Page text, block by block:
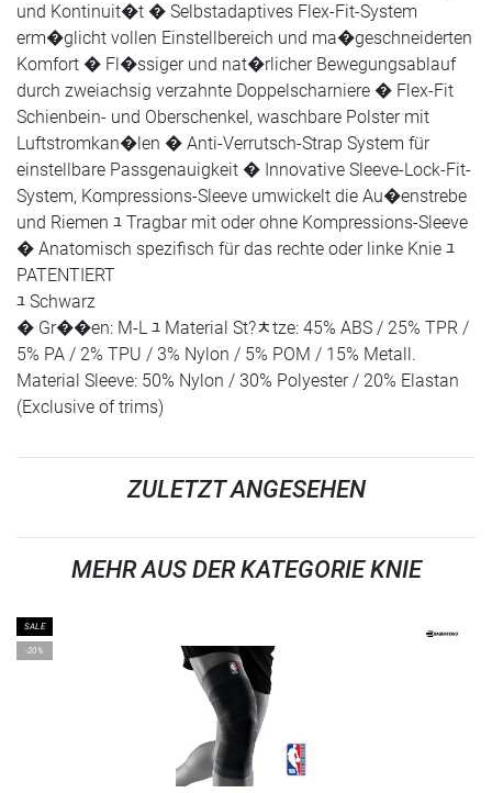
und Kontinuit�t � Selbstadaptives Flex-Fit-System
erm�glicht vollen Einstellbereich und ma�geschneiderten
Komfort � Fl�ssiger und nat�rlicher Bewegungsablauf
durch zweiachsig verzahnte Doppelscharniere � Flex-Fit
Schienbein- und Oberschenkel, waschbare Polster mit
Luftstromkan�len � Anti-Verrutsch-Strap System für
einstellbare Passgenauigkeit � Innovative Sleeve-Lock-Fit-
System, Kompressions-Sleeve umwickelt die Au�enstrebe
und Riemen ﾕ Tragbar mit oder ohne Kompressions-Sleeve
� Anatomisch spezifisch für das rechte oder linke Knie ﾕ
PATENTIERT
ﾕ Schwarz
� Gr��en: M-L ﾕ Material St?ﾺtze: 45% ABS / 25% TPR /
5% PA / 2% TPU / 3% Nylon / 5% POM / 15% Metall.
Material Sleeve: 50% Nylon / 30% Polyester / 20% Elastan
(Exclusive of trims)
ZULETZT ANGESEHEN
MEHR AUS DER KATEGORIE KNIE
SALE
-20%